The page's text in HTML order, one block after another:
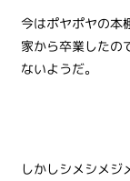
今はポヤポヤの本
家から卒業したの
ないようだ。
しかしシメシメジ